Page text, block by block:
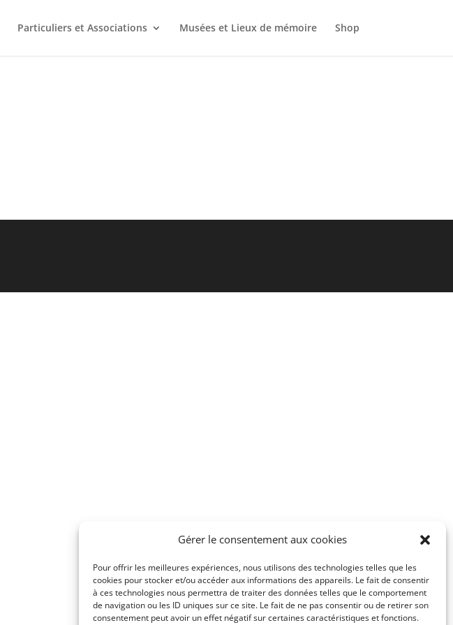
Gérer le consentement aux cookies
Pour offrir les meilleures expériences, nous utilisons des technologies telles que les
cookies pour stocker et/ou accéder aux informations des appareils. Le fait de consentir
à ces technologies nous permettra de traiter des données telles que le comportement
de navigation ou les ID uniques sur ce site. Le fait de ne pas consentir ou de retirer son
consentement peut avoir un effet négatif sur certaines caractéristiques et fonctions.
Particuliers et Associations Musées et Lieux de mémoire Shop